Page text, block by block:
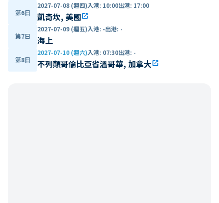
第6日
2027-07-08 (週四)入港: 10:00出港: 17:00
凱奇坎, 美國open_in_new
第7日
2027-07-09 (週五)入港: -出港: -
海上
第8日
2027-07-10 (週六)入港: 07:30出港: -
不列顛哥倫比亞省溫哥華, 加拿大open_in_new